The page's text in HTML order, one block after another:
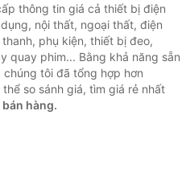
thông tin giá cả thiết bị điện
nội thất, ngoại thất, điện
phụ kiện, thiết bị đeo,
quay phim... Bằng khả năng sẵn
tôi đã tổng hợp hơn
so sánh giá, tìm giá rẻ nhất
hàng.